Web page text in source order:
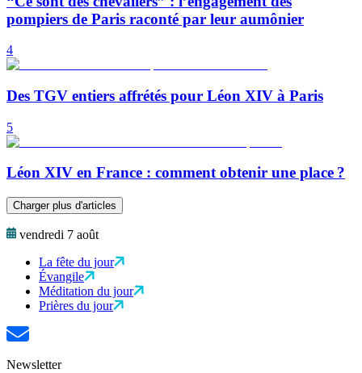
pompiers de Paris raconté par leur aumônier
4
Des TGV entiers affrétés pour Léon XIV à Paris
5
Léon XIV en France : comment obtenir une place ?
Charger plus d'articles
vendredi 7 août
La fête du jour
Évangile
Méditation du jour
Prières du jour
Newsletter